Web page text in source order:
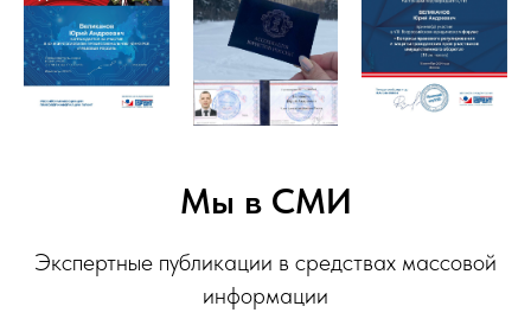
Мы в СМИ
Экспертные публикации в средствах массовой
информации